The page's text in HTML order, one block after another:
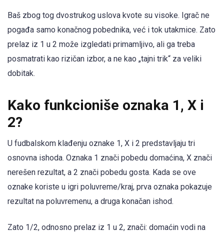
Baš zbog tog dvostrukog uslova kvote su visoke. Igrač ne
pogađa samo konačnog pobednika, već i tok utakmice. Zato
prelaz iz 1 u 2 može izgledati primamljivo, ali ga treba
posmatrati kao rizičan izbor, a ne kao „tajni trik“ za veliki
dobitak.
Kako funkcioniše oznaka 1, X i
2?
U fudbalskom klađenju oznake 1, X i 2 predstavljaju tri
osnovna ishoda. Oznaka 1 znači pobedu domaćina, X znači
nerešen rezultat, a 2 znači pobedu gosta. Kada se ove
oznake koriste u igri poluvreme/kraj, prva oznaka pokazuje
rezultat na poluvremenu, a druga konačan ishod.
Zato 1/2, odnosno prelaz iz 1 u 2, znači: domaćin vodi na